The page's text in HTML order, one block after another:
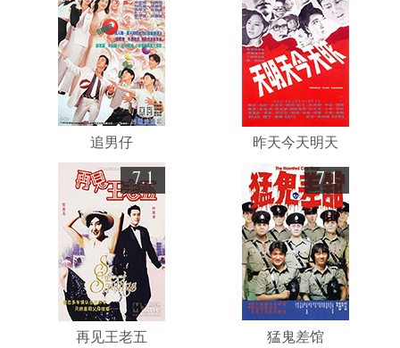
追男仔 昨天今天明天
7.1
再见王老五
7.1
猛鬼差馆